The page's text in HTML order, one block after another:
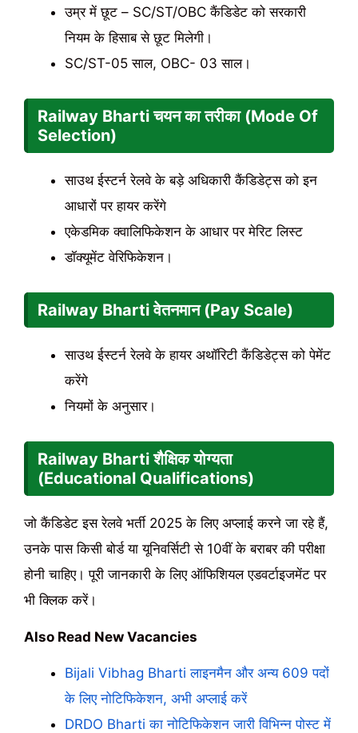
उम्र में छूट – SC/ST/OBC कैंडिडेट को सरकारी
नियम के हिसाब से छूट मिलेगी।
SC/ST-05 साल, OBC- 03 साल।
Railway Bharti चयन का तरीका (Mode Of
Selection)
साउथ ईस्टर्न रेलवे के बड़े अधिकारी कैंडिडेट्स को इन
आधारों पर हायर करेंगे
एकेडमिक क्वालिफिकेशन के आधार पर मेरिट लिस्ट
डॉक्यूमेंट वेरिफिकेशन।
Railway Bharti वेतनमान (Pay Scale)
साउथ ईस्टर्न रेलवे के हायर अथॉरिटी कैंडिडेट्स को पेमेंट
करेंगे
नियमों के अनुसार।
Railway Bharti शैक्षिक योग्यता
(Educational Qualifications)
जो कैंडिडेट इस रेलवे भर्ती 2025 के लिए अप्लाई करने जा रहे हैं,
उनके पास किसी बोर्ड या यूनिवर्सिटी से 10वीं के बराबर की परीक्षा
होनी चाहिए। पूरी जानकारी के लिए ऑफिशियल एडवर्टाइजमेंट पर
भी क्लिक करें।
Also Read New Vacancies
Bijali Vibhag Bharti लाइनमैन और अन्य 609 पदों
के लिए नोटिफिकेशन, अभी अप्लाई करें
DRDO Bharti का नोटिफिकेशन जारी विभिन्न पोस्ट में